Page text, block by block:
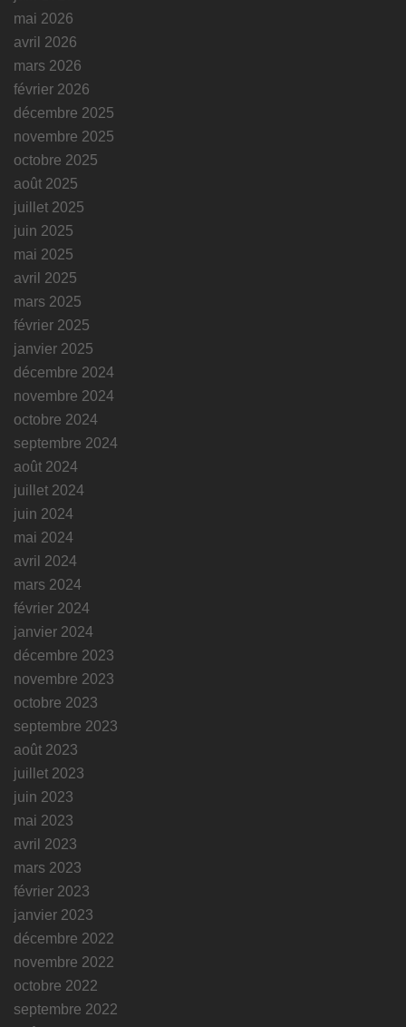
mai 2026
avril 2026
mars 2026
février 2026
décembre 2025
novembre 2025
octobre 2025
août 2025
juillet 2025
juin 2025
mai 2025
avril 2025
mars 2025
février 2025
janvier 2025
décembre 2024
novembre 2024
octobre 2024
septembre 2024
août 2024
juillet 2024
juin 2024
mai 2024
avril 2024
mars 2024
février 2024
janvier 2024
décembre 2023
novembre 2023
octobre 2023
septembre 2023
août 2023
juillet 2023
juin 2023
mai 2023
avril 2023
mars 2023
février 2023
janvier 2023
décembre 2022
novembre 2022
octobre 2022
septembre 2022